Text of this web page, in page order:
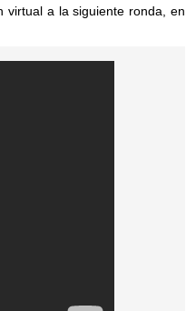
virtual a la siguiente ronda, en